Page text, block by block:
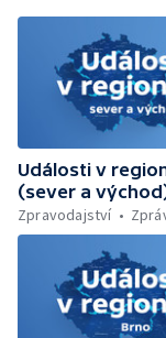
Události v
(sever a
Zpravodajství